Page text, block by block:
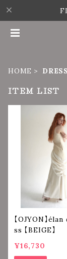
HOME DRESS
ITEM LIST
【OJYON】
ss 【BEIGE】
¥16,730